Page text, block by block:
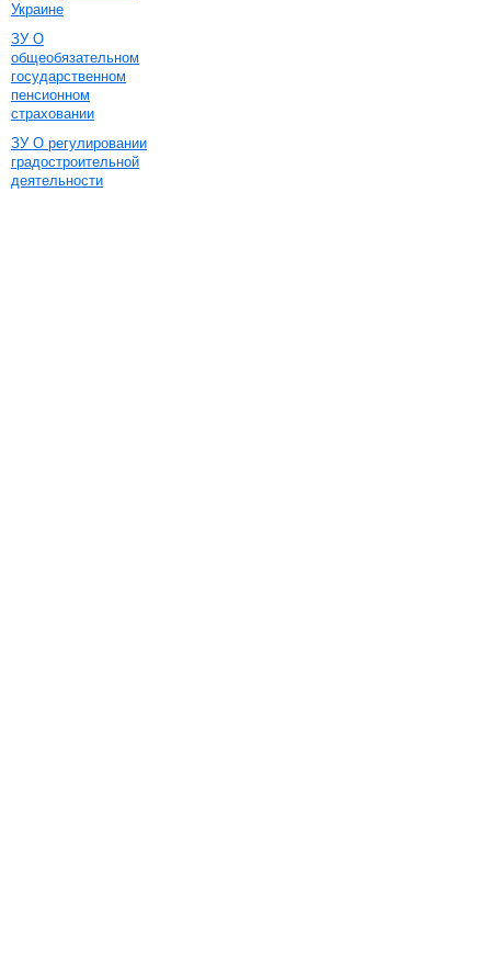
Украине
ЗУ О
общеобязательном
государственном
пенсионном
страховании
ЗУ О регулировании
градостроительной
деятельности